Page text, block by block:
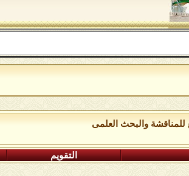
والبحث العلمى
التقويم